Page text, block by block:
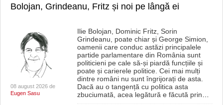
Bolojan, Grindeanu, Fritz și noi pe lângă ei
08 august 2026 de
Eugen Sasu
Ilie Bolojan, Dominic Fritz, Sorin
Grindeanu, poate chiar și George Simion,
oamenii care conduc astăzi principalele
partide parlamentare din România sunt
politicieni pe cale să-și piardă funcțiile și
poate și carierele politice. Cei mai mulți
dintre români nu sunt îngrijorați de asta.
Dacă au o tangență cu politica asta
zbuciumată, acea legătură e făcută prin